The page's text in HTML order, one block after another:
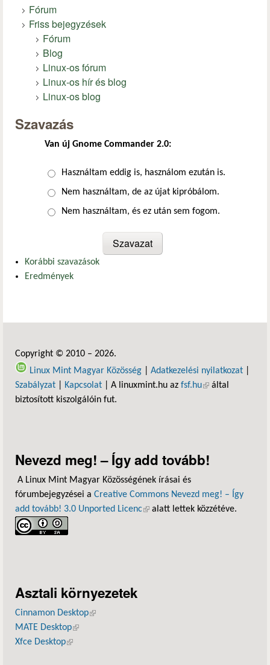
Fórum
Friss bejegyzések
Fórum
Blog
Linux-os fórum
Linux-os hír és blog
Linux-os blog
Szavazás
Van új Gnome Commander 2.0:
Választások
Használtam eddig is, használom ezután is.
Nem használtam, de az újat kipróbálom.
Nem használtam, és ez után sem fogom.
Korábbi szavazások
Eredmények
Copyright © 2010 – 2026.
Linux Mint Magyar Közösség
Adatkezelési nyilatkozat
Szabályzat
Kapcsolat | A linuxmint.hu az fsf.hu(külső hivatkozás)
által
biztosított kiszolgálóin fut.
Nevezd meg! – Így add tovább!
A Linux Mint Magyar Közösségének írásai és
fórumbejegyzései a Creative Commons Nevezd meg! – Így
add tovább! 3.0 Unported Licenc(külső hivatkozás)
alatt lettek közzétéve.
Asztali környezetek
Cinnamon Desktop(külső hivatkozás)
MATE Desktop(külső hivatkozás)
Xfce Desktop(külső hivatkozás)